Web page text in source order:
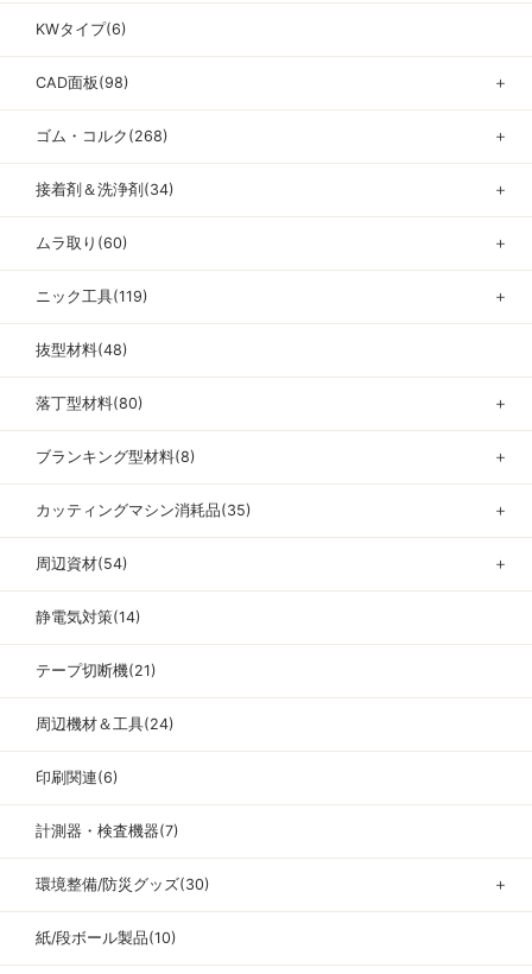
KWタイプ(6)
CAD面板(98) ＋
ゴム・コルク(268) ＋
接着剤＆洗浄剤(34) ＋
ムラ取り(60) ＋
ニック工具(119) ＋
抜型材料(48)
落丁型材料(80) ＋
ブランキング型材料(8) ＋
カッティングマシン消耗品(35) ＋
周辺資材(54) ＋
静電気対策(14)
テープ切断機(21)
周辺機材＆工具(24)
印刷関連(6)
計測器・検査機器(7)
環境整備/防災グッズ(30) ＋
紙/段ボール製品(10)